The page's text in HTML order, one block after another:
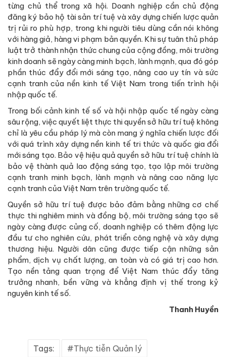
từng chủ thể trong xã hội. Doanh nghiệp cần chủ động
đăng ký bảo hộ tài sản trí tuệ và xây dựng chiến lược quản
trị rủi ro phù hợp, trong khi người tiêu dùng cần nói không
với hàng giả, hàng vi phạm bản quyền. Khi sự tuân thủ pháp
luật trở thành nhận thức chung của cộng đồng, môi trường
kinh doanh sẽ ngày càng minh bạch, lành mạnh, qua đó góp
phần thúc đẩy đổi mới sáng tạo, nâng cao uy tín và sức
cạnh tranh của nền kinh tế Việt Nam trong tiến trình hội
nhập quốc tế.
Trong bối cảnh kinh tế số và hội nhập quốc tế ngày càng
sâu rộng, việc quyết liệt thực thi quyền sở hữu trí tuệ không
chỉ là yêu cầu pháp lý mà còn mang ý nghĩa chiến lược đối
với quá trình xây dựng nền kinh tế tri thức và quốc gia đổi
mới sáng tạo. Bảo vệ hiệu quả quyền sở hữu trí tuệ chính là
bảo vệ thành quả lao động sáng tạo, tạo lập môi trường
cạnh tranh minh bạch, lành mạnh và nâng cao năng lực
cạnh tranh của Việt Nam trên trường quốc tế.
Quyền sở hữu trí tuệ được bảo đảm bằng những cơ chế
thực thi nghiêm minh và đồng bộ, môi trường sáng tạo sẽ
ngày càng được củng cố, doanh nghiệp có thêm động lực
đầu tư cho nghiên cứu, phát triển công nghệ và xây dựng
thương hiệu. Người dân cũng được tiếp cận những sản
phẩm, dịch vụ chất lượng, an toàn và có giá trị cao hơn.
Tạo nền tảng quan trọng để Việt Nam thúc đẩy tăng
trưởng nhanh, bền vững và khẳng định vị thế trong kỷ
nguyên kinh tế số.
Thanh Huyền
Tags: Thực tiễn Quản lý